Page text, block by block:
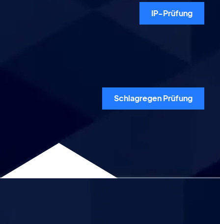
IP-Prüfung
Schlagregen Prüfung